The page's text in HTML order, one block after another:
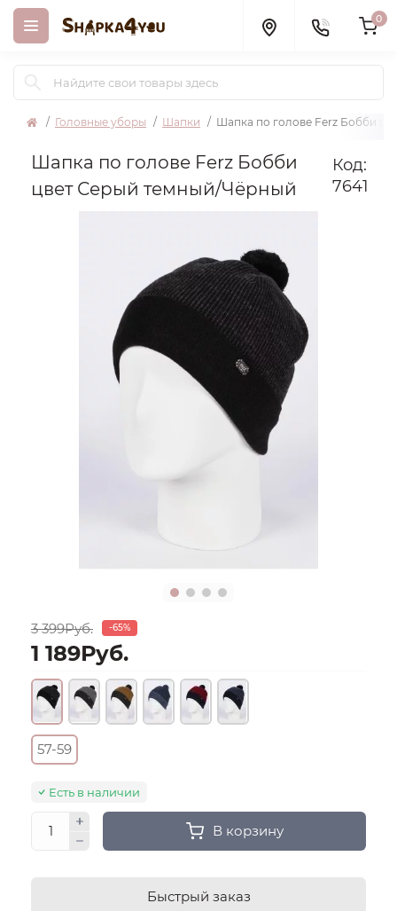
0
Головные уборы Шапки Шапка по голове Ferz Бобби
Шапка по голове Ferz Бобби
цвет Серый темный/Чёрный
Код:
7641
3 399Руб. -65%
1 189Руб.
57-59
Есть в наличии
В корзину
Быстрый заказ